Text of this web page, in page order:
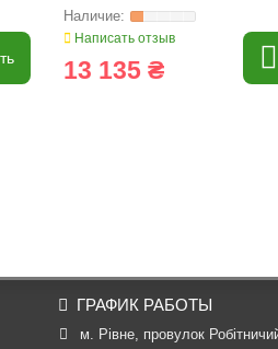
Написать отзыв
13 135 ₴
ГРАФИК РАБОТЫ
м. Рівне, провулок